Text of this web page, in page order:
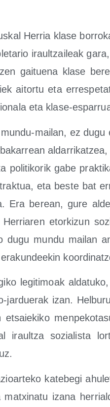
Herria kla­se
iraul­tzai­leak
gai­tue­na kla­se
aitor­tu eta
eta kla­se-
mai­lan, ez
poli­ti­ko­rik gabe
eta bes­te bat
Era berean, gure
etor­ki­zun
dugu mun­du mai­lan
legi­ti­moak
jar­due­rak izan.
iraul­tza sozia­lis­ta
kate­be­gi
iza­na